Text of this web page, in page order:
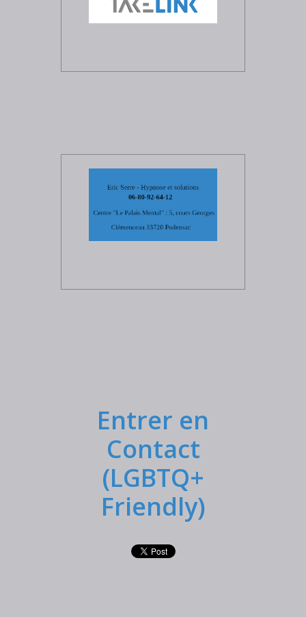
Entrer en
Contact
(LGBTQ+
Friendly)